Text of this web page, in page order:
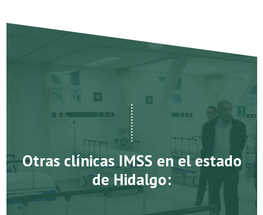
Otras clínicas IMSS en el estado
de Hidalgo: